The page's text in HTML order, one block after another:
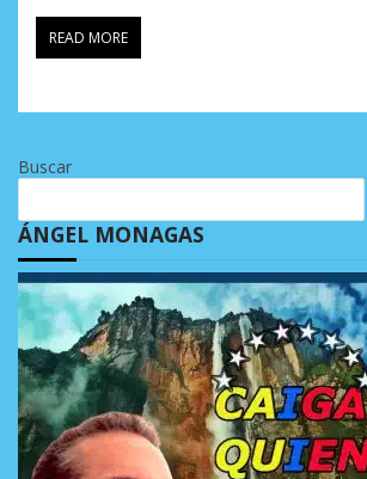
READ MORE
Buscar
ÁNGEL MONAGAS